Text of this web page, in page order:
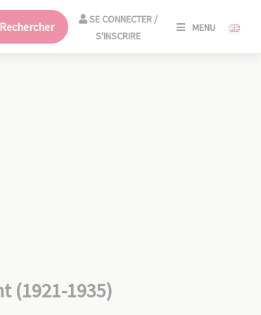
Rechercher
SE CONNECTER /
S'INSCRIRE
MENU
(1921-1935)